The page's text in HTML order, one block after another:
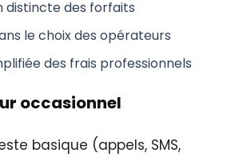
distincte des forfaits
le choix des opérateurs
des frais professionnels
occasionnel
basique (appels, SMS,